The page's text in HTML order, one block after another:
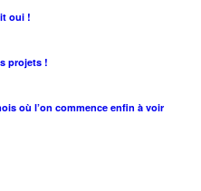
oui !
projets !
où l’on commence enfin à voir